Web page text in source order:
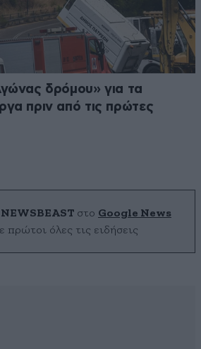
δρόμου» για τα
πριν από τις πρώτες
NEWSBEAST στο Google News
πρώτοι όλες τις ειδήσεις